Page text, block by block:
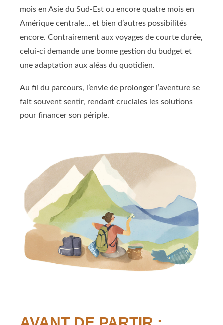
mois en Asie du Sud-Est ou encore quatre mois en
Amérique centrale… et bien d’autres possibilités
encore. Contrairement aux voyages de courte durée,
celui-ci demande une bonne gestion du budget et
une adaptation aux aléas du quotidien.
Au fil du parcours, l’envie de prolonger l’aventure se
fait souvent sentir, rendant cruciales les solutions
pour financer son périple.